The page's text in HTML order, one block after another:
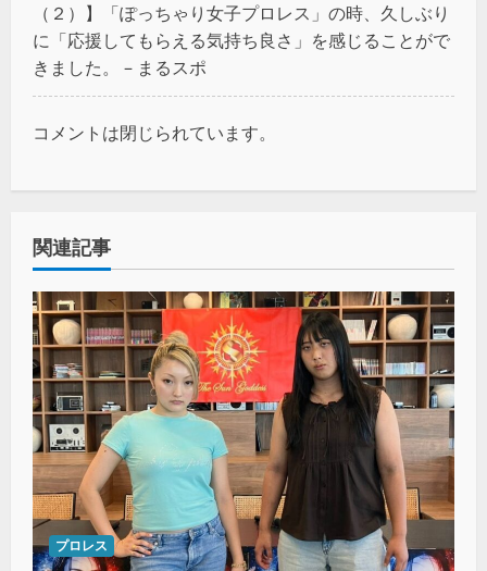
（２）】「ぽっちゃり女子プロレス」の時、久しぶり
に「応援してもらえる気持ち良さ」を感じることがで
きました。 – まるスポ
コメントは閉じられています。
関連記事
プロレス